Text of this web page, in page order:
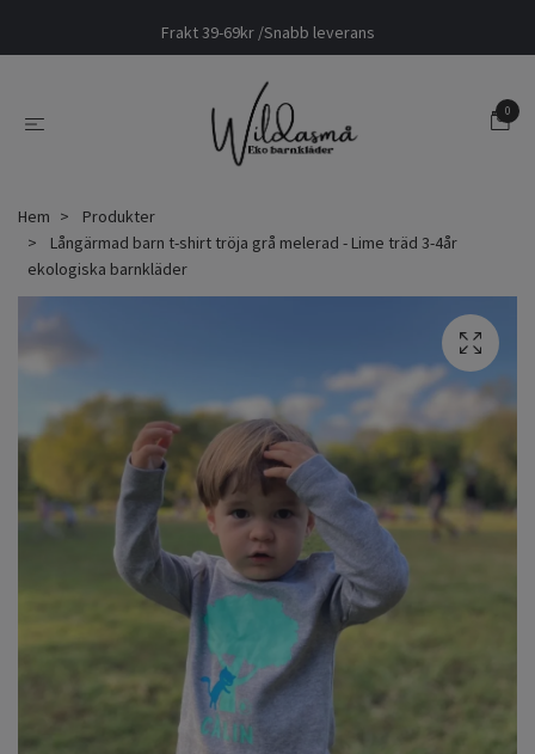
Frakt 39-69kr /Snabb leverans
0
Hem
Produkter
Långärmad barn t-shirt tröja grå melerad - Lime träd 3-4år
ekologiska barnkläder